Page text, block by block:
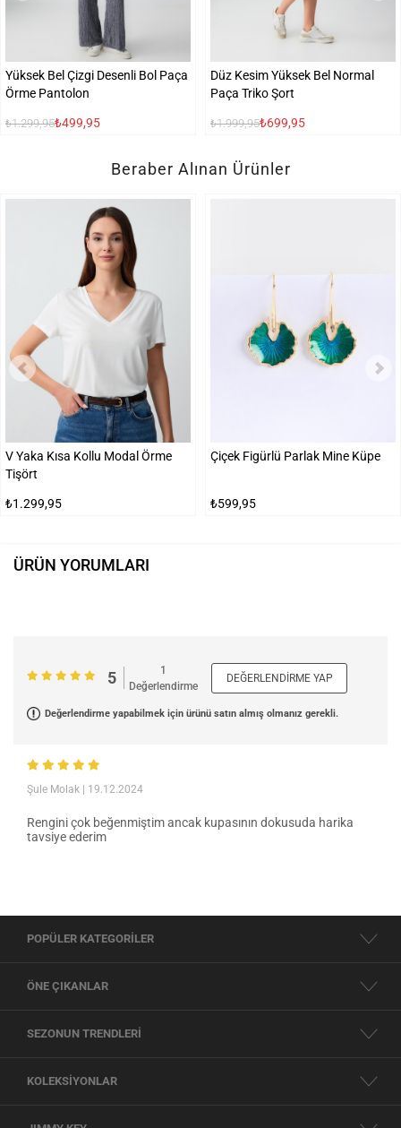
Yüksek Bel Çizgi Desenli Bol Paça
Örme Pantolon
₺1.299,95₺499,95
Düz Kesim Yüksek Bel Normal
Paça Triko Şort
₺1.999,95₺699,95
Beraber Alınan Ürünler
V Yaka Kısa Kollu Modal Örme
Tişört
₺1.299,95
Çiçek Figürlü Parlak Mine Küpe
₺599,95
ÜRÜN YORUMLARI
5
1
Değerlendirme
DEĞERLENDIRME YAP
Değerlendirme yapabilmek için ürünü satın almış olmanız gerekli.
Şule Molak | 19.12.2024
Rengini çok beğenmiştim ancak kupasının dokusuda harika
tavsiye ederim
POPÜLER KATEGORİLER
ÖNE ÇIKANLAR
SEZONUN TRENDLERİ
KOLEKSİYONLAR